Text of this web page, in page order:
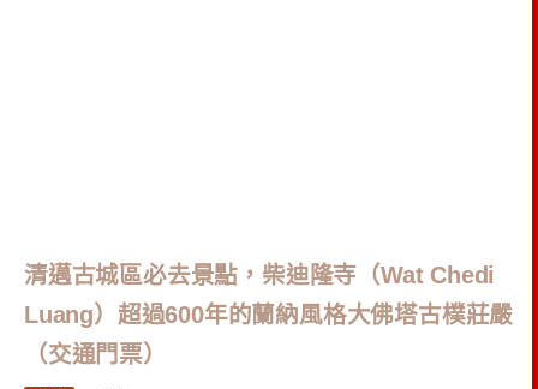
清邁古城區必去景點，柴迪隆寺（Wat Chedi
Luang）超過600年的蘭納風格大佛塔古樸莊嚴
（交通門票）